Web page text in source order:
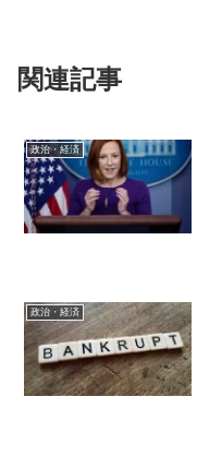
関連記事
政治・経済
政治・経済